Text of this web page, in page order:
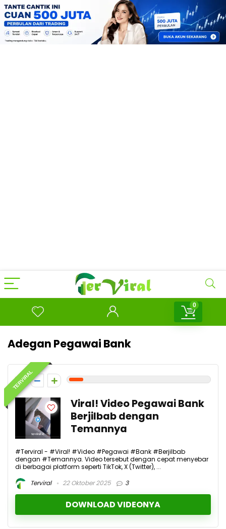
0
Adegan Pegawai Bank
TERVIRAL
1
Viral! Video Pegawai Bank
Berjilbab dengan
Temannya
#Terviral - #Viral! #Video #Pegawai #Bank #Berjilbab
dengan #Temannya. Video tersebut dengan cepat menyebar
di berbagai platform seperti TikTok, X (Twitter), ...
Terviral
22 Oktober 2025 3
DOWNLOAD VIDEONYA